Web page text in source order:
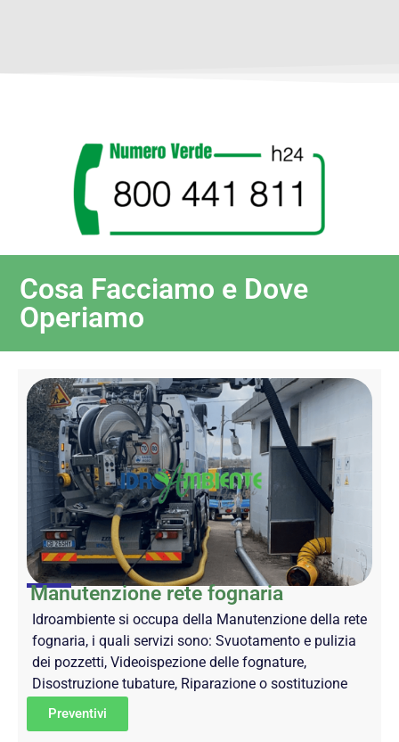
Cosa Facciamo e Dove
Operiamo
Manutenzione rete fognaria
Idroambiente si occupa della Manutenzione della rete
fognaria, i quali servizi sono: Svuotamento e pulizia
dei pozzetti, Videoispezione delle fognature,
Disostruzione tubature, Riparazione o sostituzione
Preventivi